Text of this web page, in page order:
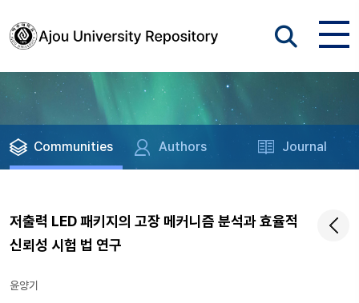
Communities Authors Journal
저출력 LED 패키지의 고장 메커니즘 분석과 효율적
신뢰성 시험 법 연구
윤양기